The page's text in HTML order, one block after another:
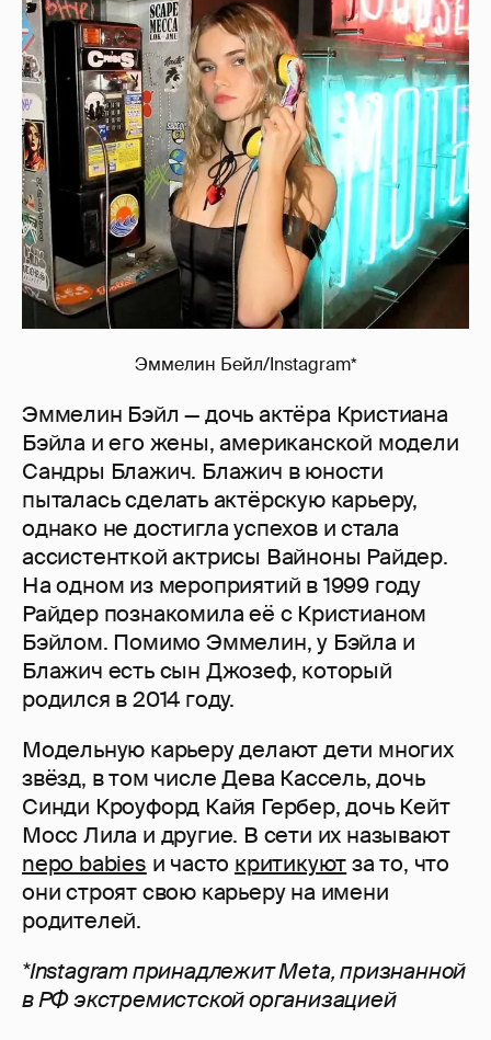
Эммелин Бейл/Instagram*
Эммелин Бэйл — дочь актёра Кристиана
Бэйла и его жены, американской модели
Сандры Блажич. Блажич в юности
пыталась сделать актёрскую карьеру,
однако не достигла успехов и стала
ассистенткой актрисы Вайноны Райдер.
На одном из мероприятий в 1999 году
Райдер познакомила её с Кристианом
Бэйлом. Помимо Эммелин, у Бэйла и
Блажич есть сын Джозеф, который
родился в 2014 году.
Модельную карьеру делают дети многих
звёзд, в том числе Дева Кассель, дочь
Синди Кроуфорд Кайя Гербер, дочь Кейт
Мосс Лила и другие. В сети их называют
nepo babies и часто критикуютза то, что
они строят свою карьеру на имени
родителей.
*Instagram принадлежит Meta, признанной
в РФ экстремистской организацией